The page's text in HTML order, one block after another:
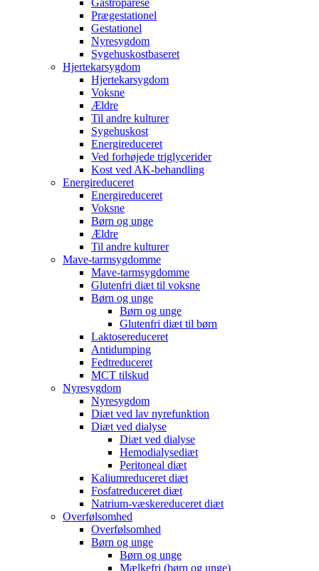
Gastroparese
Prægestationel
Gestationel
Nyresygdom
Sygehuskostbaseret
Hjertekarsygdom
Hjertekarsygdom
Voksne
Ældre
Til andre kulturer
Sygehuskost
Energireduceret
Ved forhøjede triglycerider
Kost ved AK-behandling
Energireduceret
Energireduceret
Voksne
Børn og unge
Ældre
Til andre kulturer
Mave-tarmsygdomme
Mave-tarmsygdomme
Glutenfri diæt til voksne
Børn og unge
Børn og unge
Glutenfri diæt til børn
Laktosereduceret
Antidumping
Fedtreduceret
MCT tilskud
Nyresygdom
Nyresygdom
Diæt ved lav nyrefunktion
Diæt ved dialyse
Diæt ved dialyse
Hemodialysediæt
Peritoneal diæt
Kaliumreduceret diæt
Fosfatreduceret diæt
Natrium-væskereduceret diæt
Overfølsomhed
Overfølsomhed
Børn og unge
Børn og unge
Mælkefri (børn og unge)